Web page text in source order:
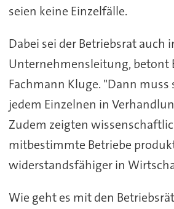
seien keine Einzelfälle.
Dabei sei der Betriebsrat auch
Unternehmensleitung, betont
Fachmann Kluge. "Dann
jedem Einzelnen in
Zudem zeigten
mitbestimmte Betriebe
widerstandsfähiger in
Wie geht es mit den